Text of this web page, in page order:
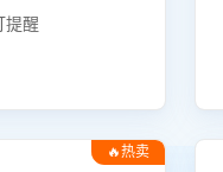
提醒
🔥热卖